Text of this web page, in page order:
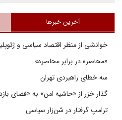
آخرین خبرها
خوانشی از منظر اقتصاد سیاسی و
«محاصره در برابر محاصره»
سه خطای راهبردی تهران
گذار خزر از «حاشیه امن» به «فضای
ترامپ گرفتار در شن‌زار سیاسی